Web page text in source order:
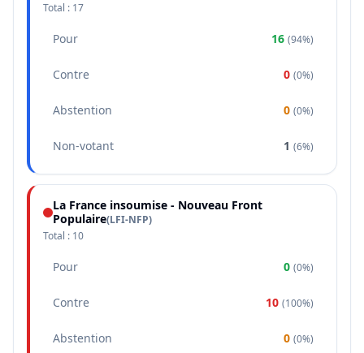
Total : 17
Pour 16 (94%)
Contre 0 (0%)
Abstention 0 (0%)
Non-votant 1 (6%)
La France insoumise - Nouveau Front
Populaire(LFI-NFP)
Total : 10
Pour 0 (0%)
Contre 10 (100%)
Abstention 0 (0%)